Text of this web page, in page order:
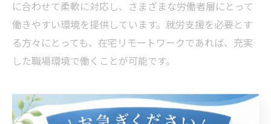
に合わせて柔軟に対応し、さまざまな労働者層にとって
働きやすい環境を提供しています。就労支援を必要とす
る方々にとっても、在宅リモートワークであれば、充実
した職場環境で働くことが可能です。
名古屋でも安心の在宅リモートワーク